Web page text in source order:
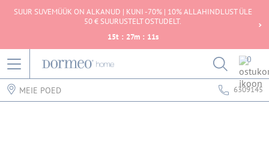
SUUR SUVEMÜÜK ON ALKANUD | KUNI -70% | 10% ALLAHINDLUST ÜLE
50 € SUURUSTELT OSTUDELT.
15t : 27m : 11s
0
MEIE POED 6309145